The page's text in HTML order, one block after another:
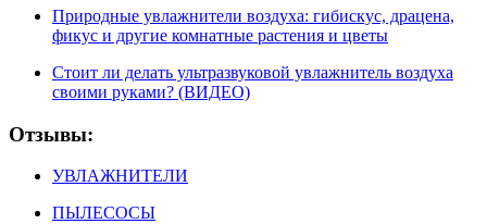
Природные увлажнители воздуха: гибискус, драцена,
фикус и другие комнатные растения и цветы
Стоит ли делать ультразвуковой увлажнитель воздуха
своими руками? (ВИДЕО)
Отзывы:
УВЛАЖНИТЕЛИ
ПЫЛЕСОСЫ